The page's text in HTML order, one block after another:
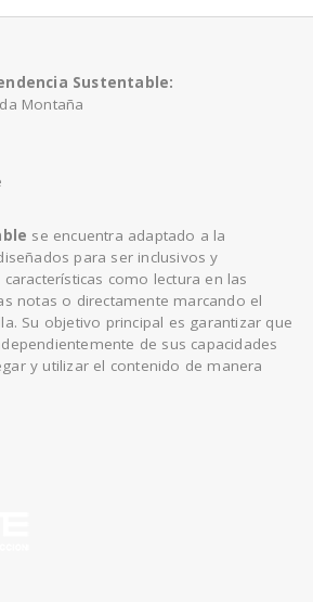
Sustentable:
Montaña
se encuentra adaptado a la
para ser inclusivos y
como lectura en las
notas o directamente marcando el
Su objetivo principal es garantizar que
de sus capacidades
y utilizar el contenido de manera